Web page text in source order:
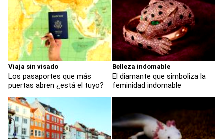
Viaja sin visado
Los pasaportes que más
puertas abren ¿está el tuyo?
Belleza indomable
El diamante que simboliza la
feminidad indomable